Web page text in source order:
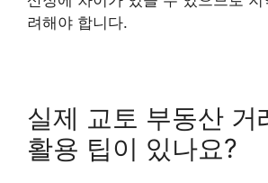
려해야 합니다.
실제 교토 부동산 거
활용 팁이 있나요?